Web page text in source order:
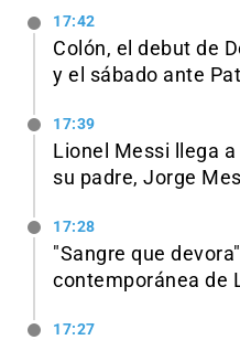
17:42
Colón, el debut de
y el sábado ante
17:39
Lionel Messi llega
su padre, Jorge
17:28
"Sangre que
contemporánea de
17:27